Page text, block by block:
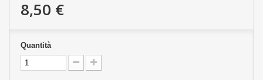
8,50 €
Quantità